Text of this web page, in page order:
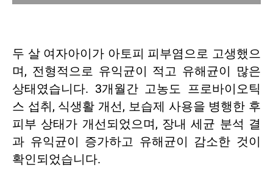
두 살 여자아이가 아토피 피부염으로 고생했으
며, 전형적으로 유익균이 적고 유해균이 많은
상태였습니다. 3개월간 고농도 프로바이오틱
스 섭취, 식생활 개선, 보습제 사용을 병행한 후
피부 상태가 개선되었으며, 장내 세균 분석 결
과 유익균이 증가하고 유해균이 감소한 것이
확인되었습니다.